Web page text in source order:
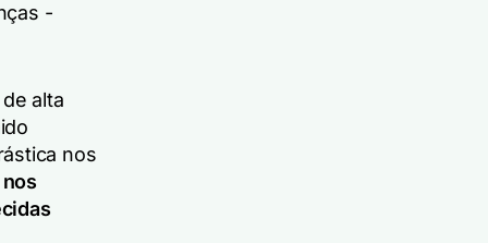
-
alta
nos